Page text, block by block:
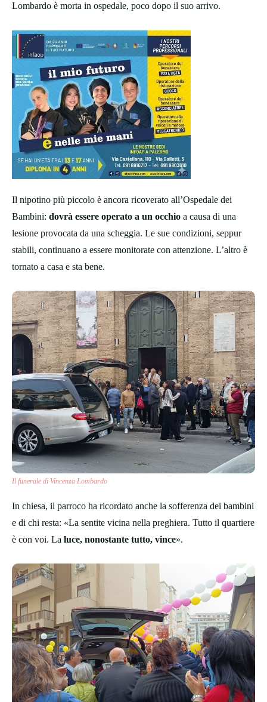
Lombardo è morta in ospedale, poco dopo il suo arrivo.
Il nipotino più piccolo è ancora ricoverato all’Ospedale dei
Bambini: dovrà essere operato a un occhio a causa di una
lesione provocata da una scheggia. Le sue condizioni, seppur
stabili, continuano a essere monitorate con attenzione. L’altro è
tornato a casa e sta bene.
Il funerale di Vincenza Lombardo
In chiesa, il parroco ha ricordato anche la sofferenza dei bambini
e di chi resta: «La sentite vicina nella preghiera. Tutto il quartiere
è con voi. La luce, nonostante tutto, vince».